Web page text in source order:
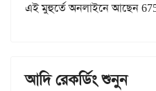
এই মুহুর্তে অনলাইনে আছেন
আদি রেকর্ডিং শুনুন